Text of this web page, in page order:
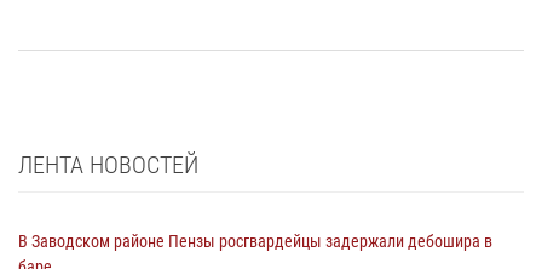
ЛЕНТА НОВОСТЕЙ
В Заводском районе Пензы росгвардейцы задержали дебошира в